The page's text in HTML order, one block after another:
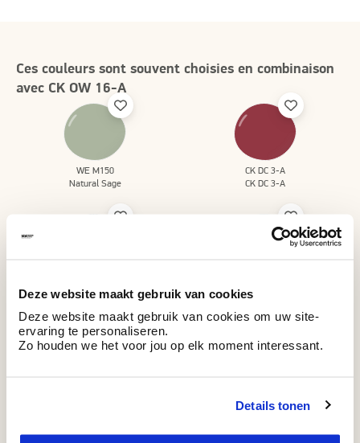
Deze website maakt gebruik van cookies
Deze website maakt gebruik van cookies om uw site-
ervaring te personaliseren.
Zo houden we het voor jou op elk moment interessant.
Details tonen
Ces couleurs sont souvent choisies en combinaison
avec CK OW 16-A
WE M150
Natural Sage
CK DC 3-A
CK DC 3-A
Green Leaf
Futuristic Grey
Pottery Blue